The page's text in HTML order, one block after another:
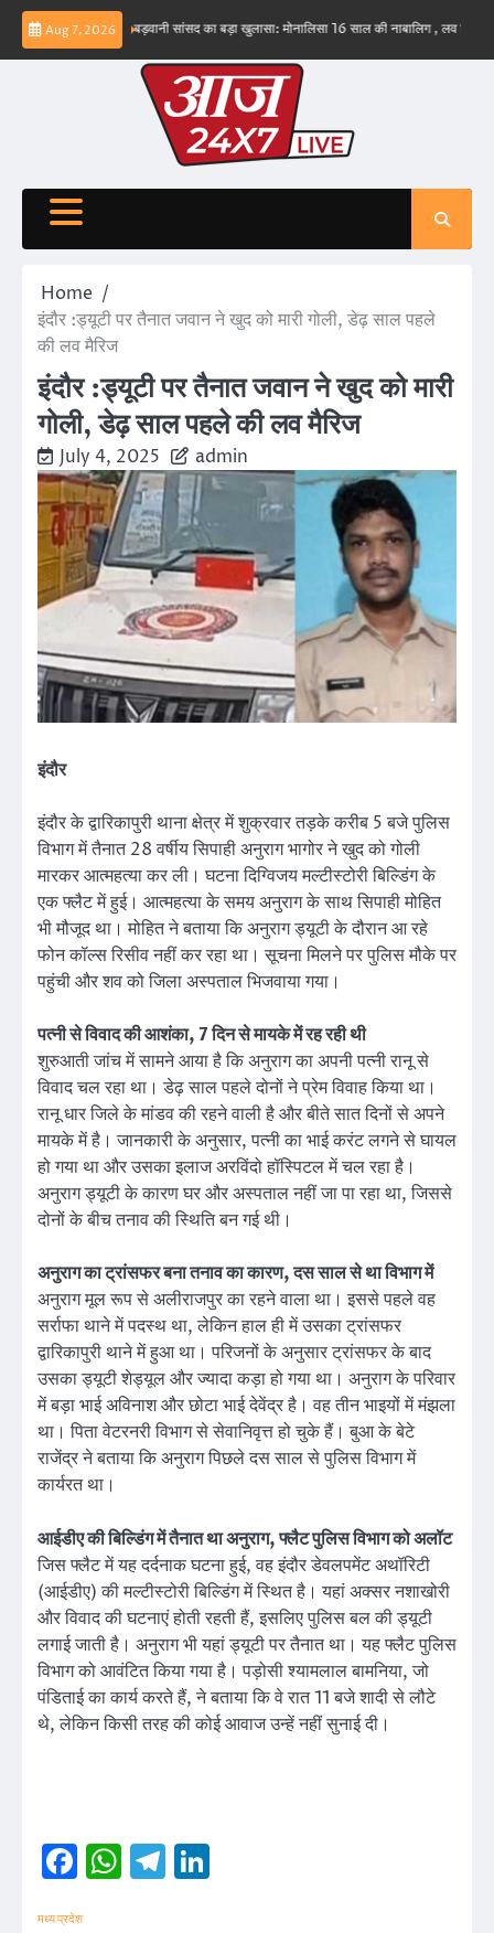
Skip
content
Aug 7, 2026
नहीं – ईरान बड़वानी सांसद का बड़ा खुलासा: मोनालिसा 16 साल की नाबालिग , लव जिहाद के
Home
इंदौर :ड्यूटी पर तैनात जवान ने खुद को मारी गोली, डेढ़ साल पहले
की लव मैरिज
इंदौर :ड्यूटी पर तैनात जवान ने खुद को मारी
गोली, डेढ़ साल पहले की लव मैरिज
July 4, 2025 admin
इंदौर
इंदौर के द्वारिकापुरी थाना क्षेत्र में शुक्रवार तड़के करीब 5 बजे पुलिस
विभाग में तैनात 28 वर्षीय सिपाही अनुराग भागोर ने खुद को गोली
मारकर आत्महत्या कर ली। घटना दिग्विजय मल्टीस्टोरी बिल्डिंग के
एक फ्लैट में हुई। आत्महत्या के समय अनुराग के साथ सिपाही मोहित
भी मौजूद था। मोहित ने बताया कि अनुराग ड्यूटी के दौरान आ रहे
फोन कॉल्स रिसीव नहीं कर रहा था। सूचना मिलने पर पुलिस मौके पर
पहुंची और शव को जिला अस्पताल भिजवाया गया।
पत्नी से विवाद की आशंका, 7 दिन से मायके में रह रही थी
शुरुआती जांच में सामने आया है कि अनुराग का अपनी पत्नी रानू से
विवाद चल रहा था। डेढ़ साल पहले दोनों ने प्रेम विवाह किया था।
रानू धार जिले के मांडव की रहने वाली है और बीते सात दिनों से अपने
मायके में है। जानकारी के अनुसार, पत्नी का भाई करंट लगने से घायल
हो गया था और उसका इलाज अरविंदो हॉस्पिटल में चल रहा है।
अनुराग ड्यूटी के कारण घर और अस्पताल नहीं जा पा रहा था, जिससे
दोनों के बीच तनाव की स्थिति बन गई थी।
अनुराग का ट्रांसफर बना तनाव का कारण, दस साल से था विभाग में
अनुराग मूल रूप से अलीराजपुर का रहने वाला था। इससे पहले वह
सर्राफा थाने में पदस्थ था, लेकिन हाल ही में उसका ट्रांसफर
द्वारिकापुरी थाने में हुआ था। परिजनों के अनुसार ट्रांसफर के बाद
उसका ड्यूटी शेड्यूल और ज्यादा कड़ा हो गया था। अनुराग के परिवार
में बड़ा भाई अविनाश और छोटा भाई देवेंद्र है। वह तीन भाइयों में मंझला
था। पिता वेटरनरी विभाग से सेवानिवृत्त हो चुके हैं। बुआ के बेटे
राजेंद्र ने बताया कि अनुराग पिछले दस साल से पुलिस विभाग में
कार्यरत था।
आईडीए की बिल्डिंग में तैनात था अनुराग, फ्लैट पुलिस विभाग को अलॉट
जिस फ्लैट में यह दर्दनाक घटना हुई, वह इंदौर डेवलपमेंट अथॉरिटी
(आईडीए) की मल्टीस्टोरी बिल्डिंग में स्थित है। यहां अक्सर नशाखोरी
और विवाद की घटनाएं होती रहती हैं, इसलिए पुलिस बल की ड्यूटी
लगाई जाती है। अनुराग भी यहां ड्यूटी पर तैनात था। यह फ्लैट पुलिस
विभाग को आवंटित किया गया है। पड़ोसी श्यामलाल बामनिया, जो
पंडिताई का कार्य करते हैं, ने बताया कि वे रात 11 बजे शादी से लौटे
थे, लेकिन किसी तरह की कोई आवाज उन्हें नहीं सुनाई दी।
Facebook
WhatsApp
Telegram
मध्य प्रदेश